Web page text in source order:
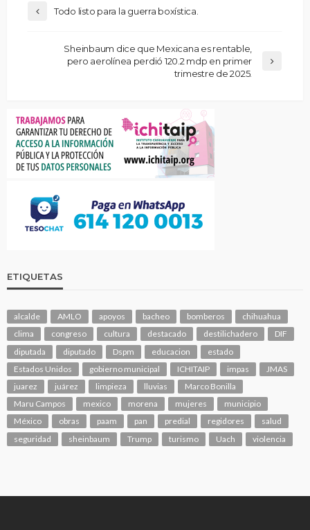
Todo listo para la guerra boxística.
Sheinbaum dice que Mexicana es rentable,
pero aerolínea perdió 120.2 mdp en primer
trimestre de 2025.
ETIQUETAS
alcalde AMLO apoyos bacheo bomberos
chihuahua
clima
congreso cultura destacado destilichadero
DIF
diputada
diputado Dspm educacion
estado
Estados Unidos
gobierno municipal ICHITAIP impas
JMAS
juarez
juárez limpieza lluvias
Marco Bonilla
Maru Campos
mexico morena mujeres
municipio
México
obras paam pan predial regidores
salud
seguridad
sheinbaum Trump turismo Uach violencia